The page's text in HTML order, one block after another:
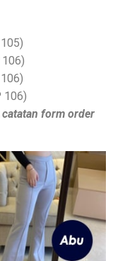
106)
form order